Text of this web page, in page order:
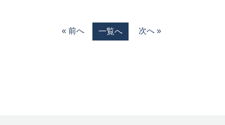
« 前へ 一覧へ 次へ »